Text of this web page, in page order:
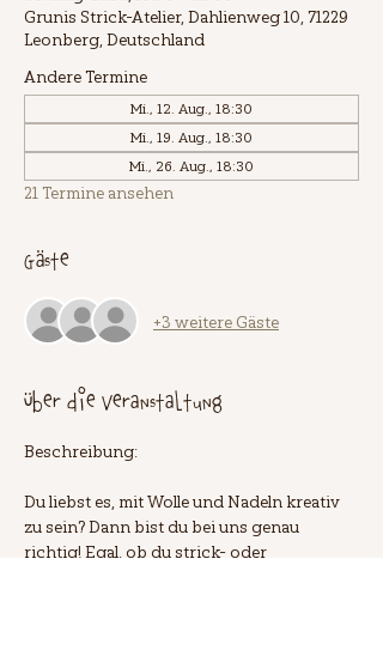
Grunis Strick-Atelier, Dahlienweg 10, 71229
Leonberg, Deutschland
Andere Termine
Mi., 12. Aug., 18:30
Mi., 19. Aug., 18:30
Mi., 26. Aug., 18:30
21 Termine ansehen
Gäste
+3 weitere Gäste
Über die Veranstaltung
Beschreibung:
Du liebst es, mit Wolle und Nadeln kreativ
zu sein? Dann bist du bei uns genau
richtig! Egal, ob du strick- oder